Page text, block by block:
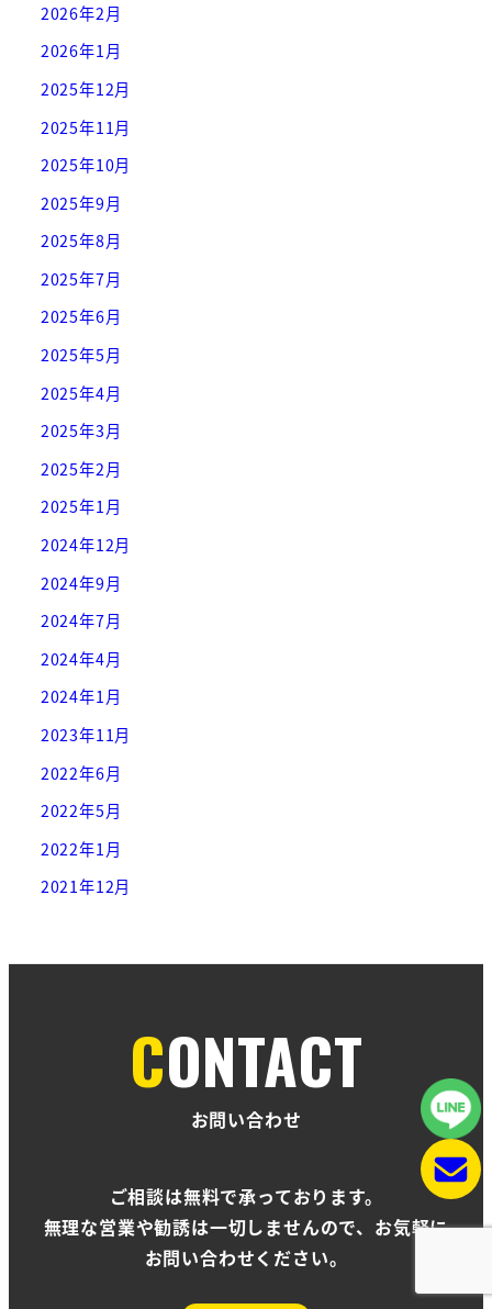
2026年2月
2026年1月
2025年12月
2025年11月
2025年10月
2025年9月
2025年8月
2025年7月
2025年6月
2025年5月
2025年4月
2025年3月
2025年2月
2025年1月
2024年12月
2024年9月
2024年7月
2024年4月
2024年1月
2023年11月
2022年6月
2022年5月
2022年1月
2021年12月
CONTACT
お問い合わせ
ご相談は無料で承っております。
無理な営業や勧誘は一切しませんので、お気軽に
お問い合わせください。